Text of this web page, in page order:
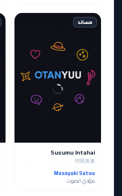
مساند
Susumu Intahai
印田灰進
Masayuki Satou
مؤدي الصوت